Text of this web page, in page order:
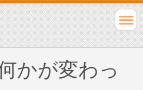
かが変わっ